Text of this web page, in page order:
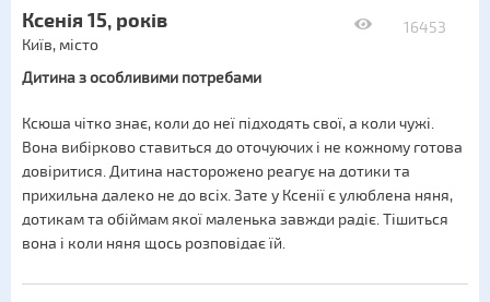
16453
Ксенія 15, років
Київ, місто
Дитина з особливими потребами
Ксюша чітко знає, коли до неї підходять свої, а коли чужі.
Вона вибірково ставиться до оточуючих і не кожному готова
довіритися. Дитина насторожено реагує на дотики та
прихильна далеко не до всіх. Зате у Ксенії є улюблена няня,
дотикам та обіймам якої маленька завжди радіє. Тішиться
вона і коли няня щось розповідає їй.